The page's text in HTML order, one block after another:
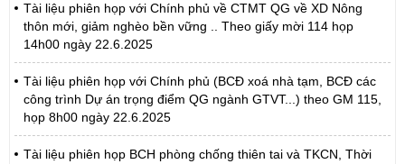
Tài liệu phiên họp với Chính phủ về CTMT QG về XD Nông
thôn mới, giảm nghèo bền vững .. Theo giấy mời 114 họp
14h00 ngày 22.6.2025
Tài liệu phiên họp với Chính phủ (BCĐ xoá nhà tạm, BCĐ các
công trình Dự án trọng điểm QG ngành GTVT...) theo GM 115,
họp 8h00 ngày 22.6.2025
Tài liệu phiên họp BCH phòng chống thiên tai và TKCN, Thời